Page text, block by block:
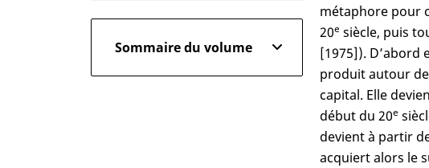
Sommaire du volume
métaphore pour
20esiècle, puis
[1975]). D’abord
produit autour
capital. Elle
début du 20e
devient à partir
acquiert alors le